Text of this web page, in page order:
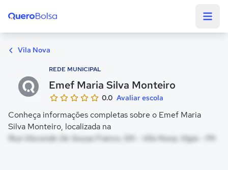
Vila Nova
REDE MUNICIPAL
Emef Maria Silva Monteiro
0.0 Avaliar escola
Conheça informações completas sobre o Emef Maria
Silva Monteiro, localizada na
Rua Visconde De Sousa Franco, SN - Vila Nova, Vigia - PA